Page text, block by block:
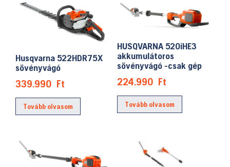
Husqvarna 522HDR75X
sövényvágó
339.990 Ft
Tovább olvasom
HUSQVARNA 520iHE3
akkumulátoros
sövényvágó -csak gép
224.990 Ft
Tovább olvasom